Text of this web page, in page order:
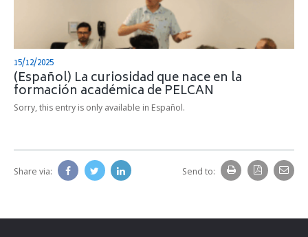
15/12/2025
(Español) La curiosidad que nace en la
formación académica de PELCAN
Sorry, this entry is only available in Español.
Share via: Send to: